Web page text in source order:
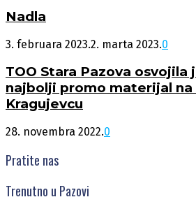
Nadla
3. februara 2023.2. marta 2023.0
TOO Stara Pazova osvojila
najbolji promo materijal na
Kragujevcu
28. novembra 2022.0
Pratite nas
Trenutno u Pazovi